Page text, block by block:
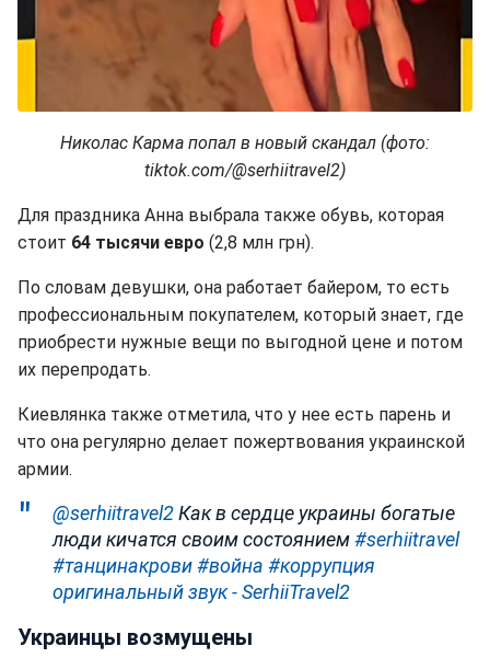
Николас Карма попал в новый скандал (фото:
tiktok.com/@serhiitravel2)
Для праздника Анна выбрала также обувь, которая
стоит 64 тысячи евро (2,8 млн грн).
По словам девушки, она работает байером, то есть
профессиональным покупателем, который знает, где
приобрести нужные вещи по выгодной цене и потом
их перепродать.
Киевлянка также отметила, что у нее есть парень и
что она регулярно делает пожертвования украинской
армии.
@serhiitravel2Как в сердце украины богатые
люди кичатся своим состоянием#serhiitravel
#танцинакрови#война #коррупция
оригинальный звук - SerhiiTravel2
Украинцы возмущены